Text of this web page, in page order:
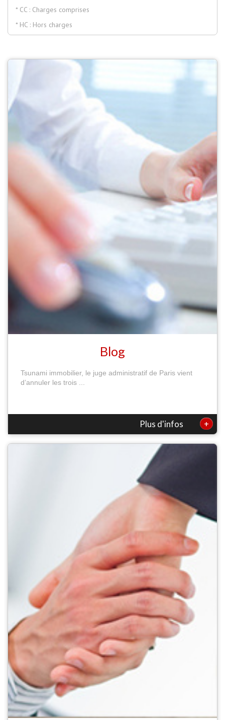
* CC : Charges comprises
* HC : Hors charges
Blog
Tsunami immobilier, le juge administratif de Paris vient
d’annuler les trois ...
Plus d'infos +